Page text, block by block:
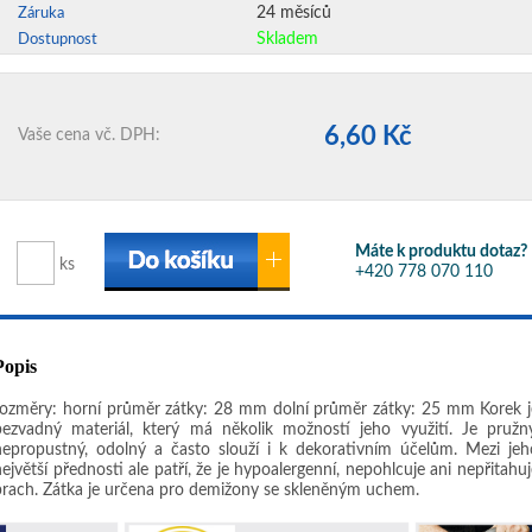
Záruka 24 měsíců
Dostupnost Skladem
Vaše cena vč. DPH: 6,60 Kč
ks
Máte k produktu dotaz?
+420 778 070 110
horní průměr zátky: 28 mm dolní průměr zátky: 25 mm Korek
materiál, který má několik možností jeho využití. Je
odolný a často slouží i k dekorativním účelům. Mezi
přednosti ale patří, že je hypoalergenní, nepohlcuje ani
Zátka je určena pro demižony se skleněným uchem.